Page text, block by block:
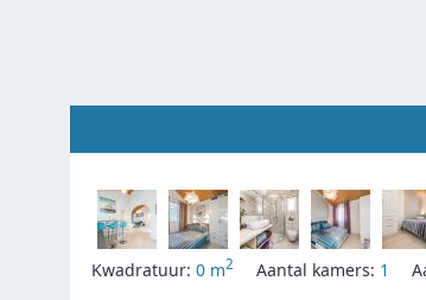
Kwadratuur: 0 m2 Aantal kamers: 1